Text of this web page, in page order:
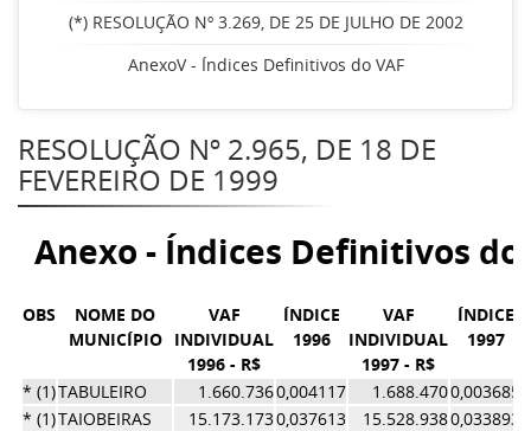
(*) RESOLUÇÃO Nº 3.269, DE 25 DE JULHO DE 2002
AnexoV - Índices Definitivos do VAF
RESOLUÇÃO Nº 2.965, DE 18 DE
FEVEREIRO DE 1999
Anexo - Índices Definitivos do
OBS
NOME DO
MUNICÍPIO
VAF
INDIVIDUAL
1996 - R$
ÍNDICE
1996
VAF
INDIVIDUAL
1997 - R$
ÍNDICE
1997
* (1)TABULEIRO 1.660.7360,004117 1.688.4700,003685
* (1)TAIOBEIRAS 15.173.1730,037613 15.528.9380,033893